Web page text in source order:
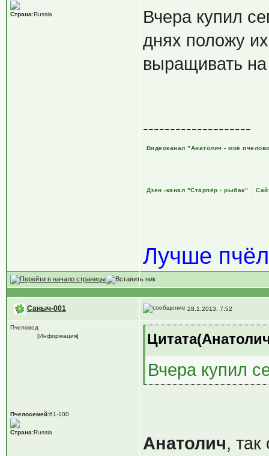
Страна:Russia
Вчера купил
днях положу
выращивать
--------------------
Видеоканал "Анатолич - моё
Дзен -канал "Старпёр - рыбак"
Лучше
Саныч-001 28.1.2013, 7:52
Пчеловод
[Информация]
Пчелосемей:61-100
Страна:Russia
Вчера купил
Анатолич, так